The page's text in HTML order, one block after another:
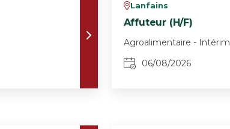
vLanfains
Affuteur (H/F)
Agroalimentaire - Intérim
06/08/2026